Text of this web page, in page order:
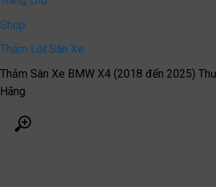
Shop
Thảm Lót Sàn Xe
Thảm Sàn Xe BMW X4 (2018 đến 2025)
Hãng